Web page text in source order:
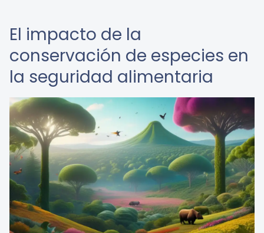
El impacto de la
conservación de especies en
la seguridad alimentaria